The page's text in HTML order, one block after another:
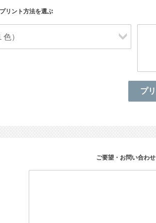
プリント方法を選ぶ
ご要望・お問い合わせ